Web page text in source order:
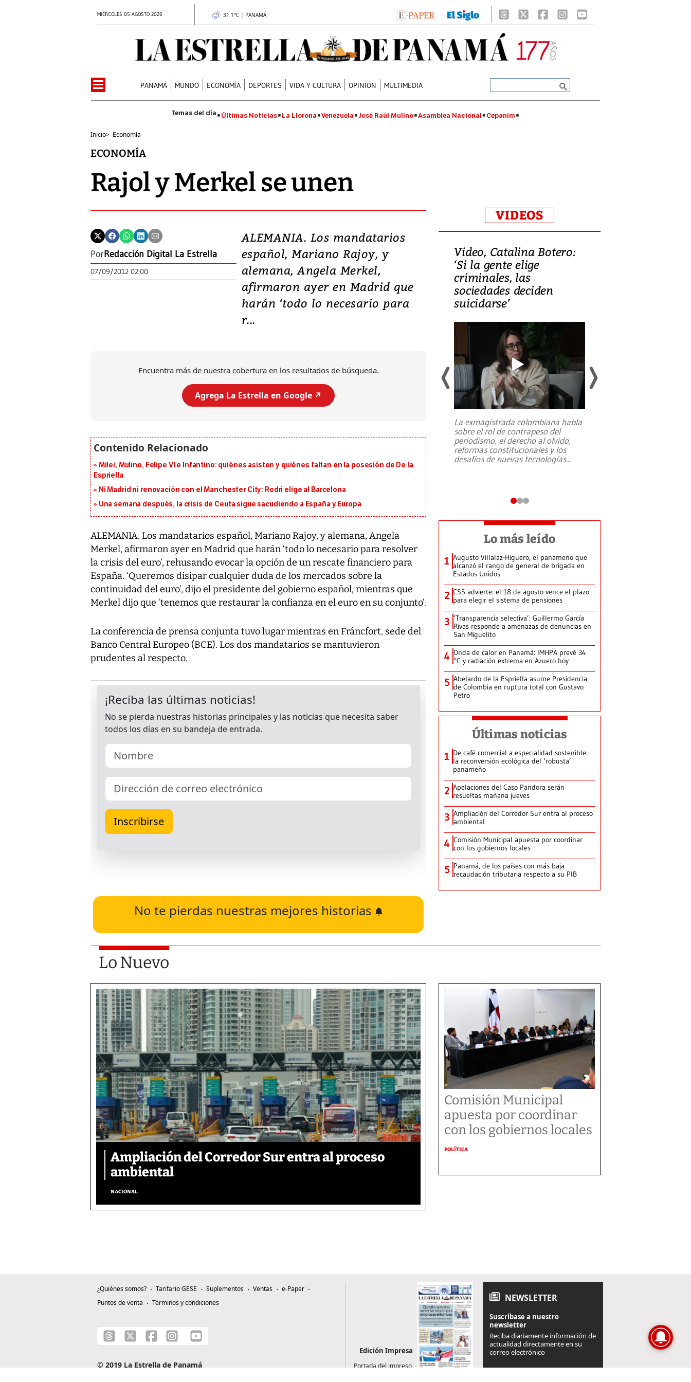
MIÉRCOLES 05 AGOSTO 2026 31.1°C | PANAMÁ
PANAMÁ MUNDO ECONOMÍA DEPORTES VIDA Y CULTURA OPINIÓN MULTIMEDIA
Últimas Noticias La Llorona Venezuela José Raúl Mulino Asamblea Nacional Cepanim
Inicio> Economía
ECONOMÍA
Rajol y Merkel se unen
PorRedacción Digital La Estrella
07/09/2012 02:00
ALEMANIA. Los mandatarios
español, Mariano Rajoy, y
alemana, Angela Merkel,
afirmaron ayer en Madrid que
harán ‘todo lo necesario para
r...
Encuentra más de nuestra cobertura en los resultados de búsqueda.
Agrega La Estrella en Google ↗️
Milei, Mulino, Felipe VI e Infantino: quiénes asisten y quiénes faltan en la posesión de De la
Espriella
Ni Madrid ni renovación con el Manchester City: Rodri elige al Barcelona
Una semana después, la crisis de Ceuta sigue sacudiendo a España y Europa
ALEMANIA. Los mandatarios español, Mariano Rajoy, y alemana, Angela
Merkel, afirmaron ayer en Madrid que harán ‘todo lo necesario para resolver
la crisis del euro’, rehusando evocar la opción de un rescate financiero para
España. ‘Queremos disipar cualquier duda de los mercados sobre la
continuidad del euro’, dijo el presidente del gobierno español, mientras que
Merkel dijo que ‘tenemos que restaurar la confianza en el euro en su conjunto’.
La conferencia de prensa conjunta tuvo lugar mientras en Fráncfort, sede del
Banco Central Europeo (BCE). Los dos mandatarios se mantuvieron
prudentes al respecto.
No te pierdas nuestras mejores historias
VIDEOS
Video, Japón: Terremoto
deja heridos y graves
daños en Kumamoto
Un fuerte terremoto de magnitud
7,1 se registró este martes 28 de
Video, Catalina Botero:
‘Si la gente elige
criminales, las
sociedades deciden
suicidarse’
La exmagistrada colombiana habla
sobre el rol de contrapeso del
periodismo, el derecho al olvido,
reformas constitucionales y los
desafíos de nuevas tecnologías...
Lo más leído
1 Augusto Villalaz-Higuero, el panameño que
alcanzó el rango de general de brigada en
Estados Unidos
2 CSS advierte: el 18 de agosto vence el plazo
para elegir el sistema de pensiones
3 ‘Transparencia selectiva’: Guillermo García
Rivas responde a amenazas de denuncias en
San Miguelito
4 Onda de calor en Panamá: IMHPA prevé 34
°C y radiación extrema en Azuero hoy
5 Abelardo de la Espriella asume Presidencia
de Colombia en ruptura total con Gustavo
Petro
Últimas noticias
1 De café comercial a especialidad sostenible:
la reconversión ecológica del ‘robusta’
panameño
2 Apelaciones del Caso Pandora serán
resueltas mañana jueves
3 Ampliación del Corredor Sur entra al proceso
ambiental
4 Comisión Municipal apuesta por coordinar
con los gobiernos locales
5 Panamá, de los países con más baja
recaudación tributaria respecto a su PIB
Lo Nuevo
Ampliación del Corredor Sur entra al proceso
ambiental
NACIONAL
Comisión Municipal
apuesta por coordinar
con los gobiernos locales
POLÍTICA
¿Quiénes somos? Tarifario GESE Suplementos Ventas
e-Paper
Puntos de venta
Términos y condiciones
© 2019 La Estrella de Panamá
Edición Impresa
Portada del impreso
NEWSLETTER
Suscríbase a nuestro
newsletter
Reciba diariamente información de
actualidad directamente en su
correo electrónico